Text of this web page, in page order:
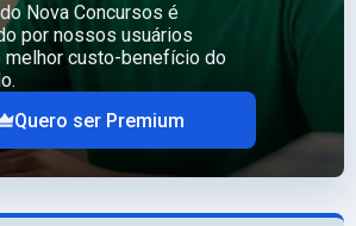
Nova Concursos é
por nossos usuários
melhor custo-benefício do
Quero ser Premium